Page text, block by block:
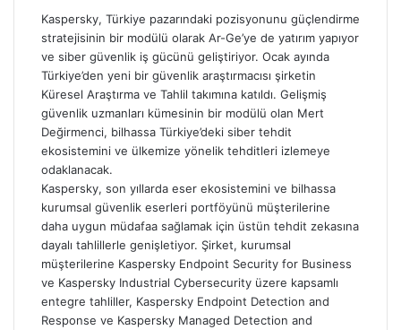
Kaspersky, Türkiye pazarındaki pozisyonunu güçlendirme
stratejisinin bir modülü olarak Ar-Ge’ye de yatırım yapıyor
ve siber güvenlik iş gücünü geliştiriyor. Ocak ayında
Türkiye’den yeni bir güvenlik araştırmacısı şirketin
Küresel Araştırma ve Tahlil takımına katıldı. Gelişmiş
güvenlik uzmanları kümesinin bir modülü olan Mert
Değirmenci, bilhassa Türkiye’deki siber tehdit
ekosistemini ve ülkemize yönelik tehditleri izlemeye
odaklanacak.
Kaspersky, son yıllarda eser ekosistemini ve bilhassa
kurumsal güvenlik eserleri portföyünü müşterilerine
daha uygun müdafaa sağlamak için üstün tehdit zekasına
dayalı tahlillerle genişletiyor. Şirket, kurumsal
müşterilerine Kaspersky Endpoint Security for Business
ve Kaspersky Industrial Cybersecurity üzere kapsamlı
entegre tahliller, Kaspersky Endpoint Detection and
Response ve Kaspersky Managed Detection and